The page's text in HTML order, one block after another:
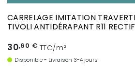
CARRELAGE IMITATION
TIVOLI ANTIDÉRAPANT R11
30,60 € TTC/m²
Disponible - Livraison 3-4 jours